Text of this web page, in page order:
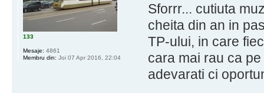
Sforrr... cutiuta
cheita din an in
TP-ului, in care
cara mai rau ca
adevarati ci
133
Mesaje: 4861
Membru din: Joi 07 Apr 2016, 22:04